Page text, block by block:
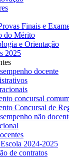
Finais e
do Mérito
e Orientação
2025
docente
concursal
Concursal de
não
2024-2025
de contratos